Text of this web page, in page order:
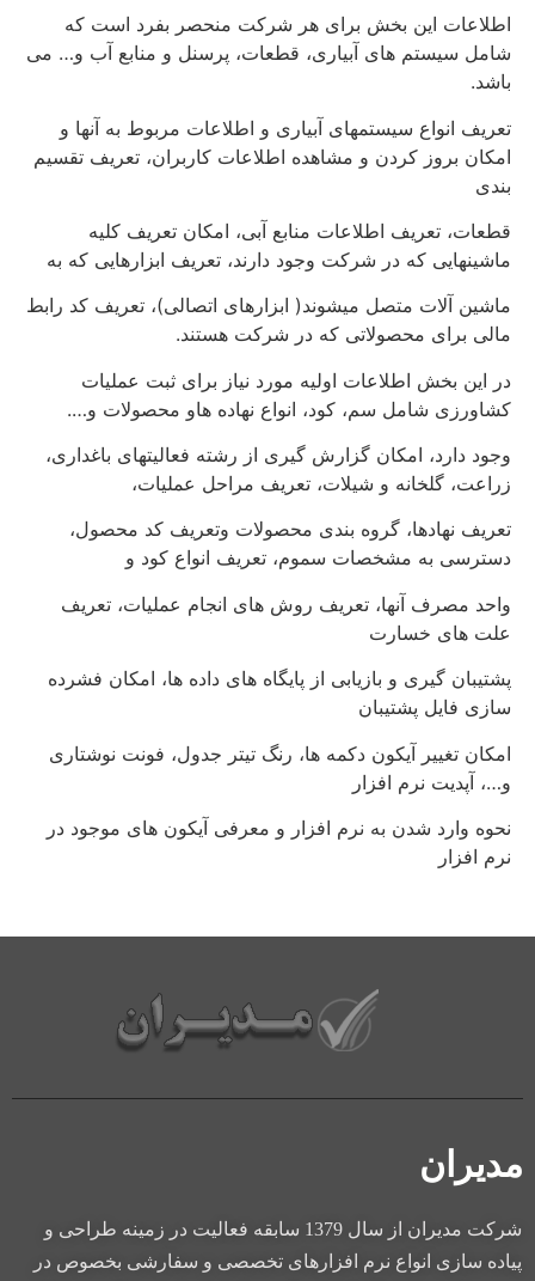
اطلاعات این بخش برای هر شرکت منحصر بفرد است که
شامل سیستم های آبیاری، قطعات، پرسنل و منابع آب و… می
باشد.
تعریف انواع سیستمهای آبیاری و اطلاعات مربوط به آنها و
امکان بروز کردن و مشاهده اطلاعات کاربران، تعریف تقسیم
بندی
قطعات، تعریف اطلاعات منابع آبی، امکان تعریف کلیه
ماشینهایی که در شرکت وجود دارند، تعریف ابزارهایی که به
ماشین آلات متصل میشوند( ابزارهای اتصالی)، تعریف کد رابط
مالی برای محصولاتی که در شرکت هستند.
در این بخش اطلاعات اولیه مورد نیاز برای ثبت عملیات
کشاورزی شامل سم، کود، انواع نهاده هاو محصولات و….
وجود دارد، امکان گزارش گیری از رشته فعالیتهای باغداری،
زراعت، گلخانه و شیلات، تعریف مراحل عملیات،
تعریف نهادها، گروه بندی محصولات وتعریف کد محصول،
دسترسی به مشخصات سموم، تعریف انواع کود و
واحد مصرف آنها، تعریف روش های انجام عملیات، تعریف
علت های خسارت
پشتیبان گیری و بازیابی از پایگاه های داده ها، امکان فشرده
سازی فایل پشتیبان
امکان تغییر آیکون دکمه ها، رنگ تیتر جدول، فونت نوشتاری
و…، آپدیت نرم افزار
نحوه وارد شدن به نرم افزار و معرفی آیکون های موجود در
نرم افزار
مدیران
شركت مديران از سال 1379 سابقه فعاليت در زمينه طراحی و
پياده سازی انواع نرم افزارهای تخصصی و سفارشی بخصوص در